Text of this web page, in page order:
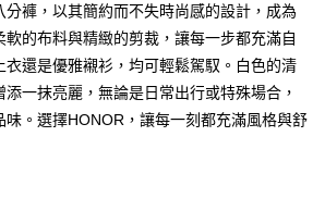
元即享免運服務，未滿則另收
含以上)免運費
$2000 元即享免運服務-未滿則另收
分褲，以其簡約而不失時尚感的設計，成為
的布料與精緻的剪裁，讓每一步都充滿自
衣還是優雅襯衫，均可輕鬆駕馭。白色的清
一抹亮麗，無論是日常出行或特殊場合，
味。選擇HONOR，讓每一刻都充滿風格與舒